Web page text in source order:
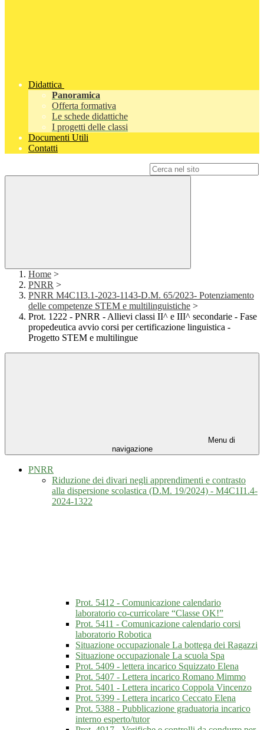
Didattica
Panoramica
Offerta formativa
Le schede didattiche
I progetti delle classi
Documenti Utili
Contatti
Home >
PNRR >
PNRR M4C1I3.1-2023-1143-D.M. 65/2023- Potenziamento
delle competenze STEM e multilinguistiche >
Prot. 1222 - PNRR - Allievi classi II^ e III^ secondarie - Fase
propedeutica avvio corsi per certificazione linguistica -
Progetto STEM e multilingue
Menu di
navigazione
PNRR
Riduzione dei divari negli apprendimenti e contrasto
alla dispersione scolastica (D.M. 19/2024) - M4C1I1.4-
2024-1322
Prot. 5412 - Comunicazione calendario
laboratorio co-curricolare “Classe OK!”
Prot. 5411 - Comunicazione calendario corsi
laboratorio Robotica
Situazione occupazionale La bottega dei Ragazzi
Situazione occupazionale La scuola Spa
Prot. 5409 - lettera incarico Squizzato Elena
Prot. 5407 - Lettera incarico Romano Mimmo
Prot. 5401 - Lettera incarico Coppola Vincenzo
Prot. 5399 - Lettera incarico Ceccato Elena
Prot. 5388 - Pubblicazione graduatoria incarico
interno esperto/tutor